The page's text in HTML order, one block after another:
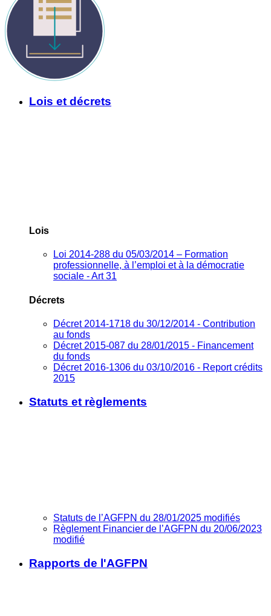
Lois et décrets
Lois
Loi 2014-288 du 05/03/2014 – Formation
professionnelle, à l’emploi et à la démocratie
sociale - Art 31
Décrets
Décret 2014-1718 du 30/12/2014 - Contribution
au fonds
Décret 2015-087 du 28/01/2015 - Financement
du fonds
Décret 2016-1306 du 03/10/2016 - Report crédits
2015
Statuts et règlements
Statuts de l’AGFPN du 28/01/2025 modifiés
Règlement Financier de l’AGFPN du 20/06/2023
modifié
Rapports de l'AGFPN